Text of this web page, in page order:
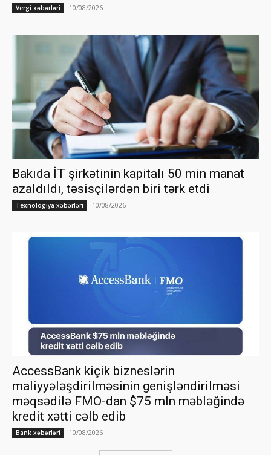
Vergi xəbərləri 10/08/2026
Bakıda İT şirkətinin kapitalı 50 min manat
azaldıldı, təsisçilərdən biri tərk etdi
Texnologiya xəbərləri 10/08/2026
AccessBank kiçik bizneslərin
maliyyələşdirilməsinin genişləndirilməsi
məqsədilə FMO-dan $75 mln məbləğində
kredit xətti cəlb edib
Bank xəbərləri 10/08/2026